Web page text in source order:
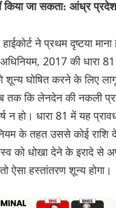
किया जा सकता: आंध्र प्रदेश
ने प्रथम दृष्टया
2017 की धारा
शून्य घोषित करने के लिए
तक कि लेनदेन की नकली
न हो। धारा 81 में यह
के तहत उससे कोई राशि
को धोखा देने के इरादे से
ऐसा हस्तांतरण शून्य होगा।